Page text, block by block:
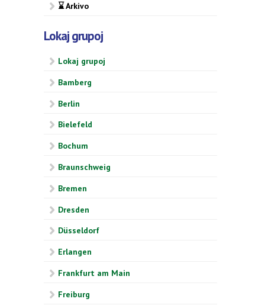
⌛ Arkivo
Lokaj grupoj
Lokaj grupoj
Bamberg
Berlin
Bielefeld
Bochum
Braunschweig
Bremen
Dresden
Düsseldorf
Erlangen
Frankfurt am Main
Freiburg